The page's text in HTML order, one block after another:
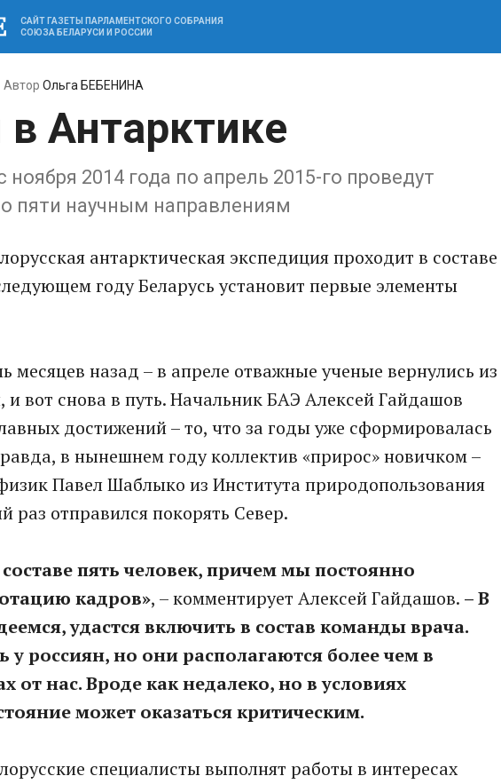
САЙТ ГАЗЕТЫ ПАРЛАМЕНТСКОГО СОБРАНИЯ
СОЮЗА БЕЛАРУСИ И РОССИИ
Автор Ольга БЕБЕНИНА
Антарктике
2014 года по апрель 2015-го проведут
пяти научным направлениям
антарктическая экспедиция проходит в составе
году Беларусь установит первые элементы
месяцев назад – в апреле отважные ученые вернулись из
и вот снова в путь. Начальник БАЭ Алексей Гайдашов
достижений – то, что за годы уже сформировалась
в нынешнем году коллектив «прирос» новичком –
Павел Шаблыко из Института природопользования
раз отправился покорять Север.
пять человек, причем мы постоянно
кадров», – комментирует Алексей Гайдашов. – В
удастся включить в состав команды врача.
у россиян, но они располагаются более чем в
от нас. Вроде как недалеко, но в условиях
может оказаться критическим.
специалисты выполнят работы в интересах